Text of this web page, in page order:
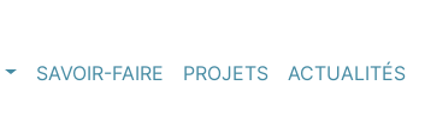
SAVOIR-FAIRE PROJETS ACTUALITÉS